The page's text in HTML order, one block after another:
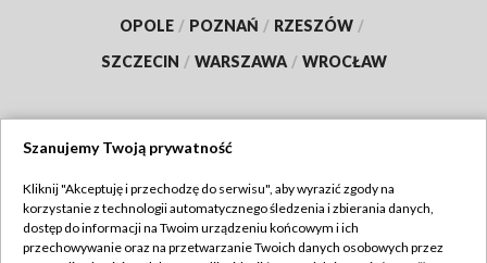
OPOLE / POZNAŃ / RZESZÓW /
SZCZECIN / WARSZAWA / WROCŁAW
TVP
Abonament TVP
Regulamin TVP
Szanujemy Twoją prywatność
Kliknij "Akceptuję i przechodzę do serwisu", aby wyrazić zgody na
korzystanie z technologii automatycznego śledzenia i zbierania danych,
dostęp do informacji na Twoim urządzeniu końcowym i ich
przechowywanie oraz na przetwarzanie Twoich danych osobowych przez